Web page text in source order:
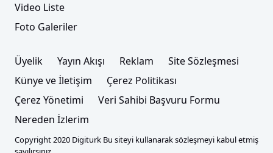
Video Liste
Foto Galeriler
Üyelik Yayın Akışı Reklam
Site Sözleşmesi
Künye ve İletişim
Çerez Politikası
Çerez Yönetimi
Veri Sahibi Başvuru Formu
Nereden İzlerim
Copyright 2020 Digiturk Bu siteyi kullanarak sözleşmeyi kabul etmiş